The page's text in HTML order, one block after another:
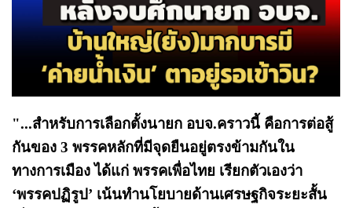
"...สำหรับการเลือกตั้งนายก อบจ.คราวนี้ คือการต่อสู้
กันของ 3 พรรคหลักที่มีจุดยืนอยู่ตรงข้ามกันใน
ทางการเมือง ได้แก่ พรรคเพื่อไทย เรียกตัวเองว่า
‘พรรคปฏิรูป’ เน้นทำนโยบายด้านเศรษฐกิจระยะสั้น